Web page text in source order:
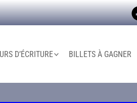
D’ÉCRITURE BILLETS À GAGNER